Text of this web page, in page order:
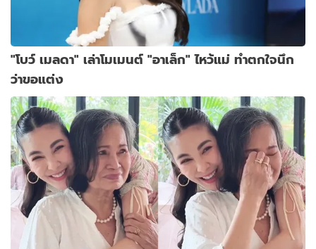
"โบว์ เมลดา" เล่าโมเมนต์ "อาเล็ก" ไหว้แม่ ทำตกใจนึก
ว่าขอแต่ง